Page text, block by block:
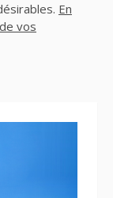
En
vos